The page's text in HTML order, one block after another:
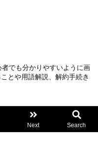
でも分かりやすいように画
とや用語解説、解約手続き
Next Search